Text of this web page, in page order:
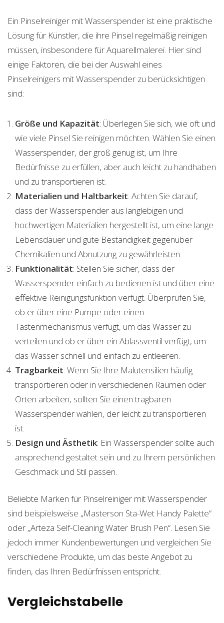
Ein Pinselreiniger mit Wasserspender ist eine praktische
Lösung für Künstler, die ihre Pinsel regelmäßig reinigen
müssen, insbesondere für Aquarellmalerei. Hier sind
einige Faktoren, die bei der Auswahl eines
Pinselreinigers mit Wasserspender zu berücksichtigen
sind:
Größe und Kapazität: Überlegen Sie sich, wie oft und
wie viele Pinsel Sie reinigen möchten. Wählen Sie einen
Wasserspender, der groß genug ist, um Ihre
Bedürfnisse zu erfüllen, aber auch leicht zu handhaben
und zu transportieren ist.
Materialien und Haltbarkeit: Achten Sie darauf,
dass der Wasserspender aus langlebigen und
hochwertigen Materialien hergestellt ist, um eine lange
Lebensdauer und gute Beständigkeit gegenüber
Chemikalien und Abnutzung zu gewährleisten.
Funktionalität: Stellen Sie sicher, dass der
Wasserspender einfach zu bedienen ist und über eine
effektive Reinigungsfunktion verfügt. Überprüfen Sie,
ob er über eine Pumpe oder einen
Tastenmechanismus verfügt, um das Wasser zu
verteilen und ob er über ein Ablassventil verfügt, um
das Wasser schnell und einfach zu entleeren.
Tragbarkeit: Wenn Sie Ihre Malutensilien häufig
transportieren oder in verschiedenen Räumen oder
Orten arbeiten, sollten Sie einen tragbaren
Wasserspender wählen, der leicht zu transportieren
ist.
Design und Ästhetik: Ein Wasserspender sollte auch
ansprechend gestaltet sein und zu Ihrem persönlichen
Geschmack und Stil passen.
Beliebte Marken für Pinselreiniger mit Wasserspender
sind beispielsweise „Masterson Sta-Wet Handy Palette“
oder „Arteza Self-Cleaning Water Brush Pen“. Lesen Sie
jedoch immer Kundenbewertungen und vergleichen Sie
verschiedene Produkte, um das beste Angebot zu
finden, das Ihren Bedürfnissen entspricht.
Vergleichstabelle